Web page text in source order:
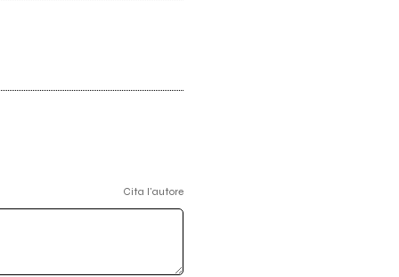
Cita l'autore